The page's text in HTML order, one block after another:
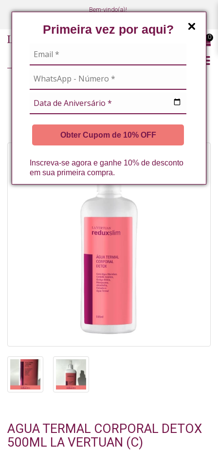
Primeira vez por aqui?
Obter Cupom de 10% OFF
Inscreva-se agora e ganhe 10% de desconto
em sua primeira compra.
Bem-vindo(a)!
0
AGUA TERMAL CORPORAL DETOX 500ML LA VERTUAN (C)
AGUA TERMAL CORPORAL DETOX
500ML LA VERTUAN (C)